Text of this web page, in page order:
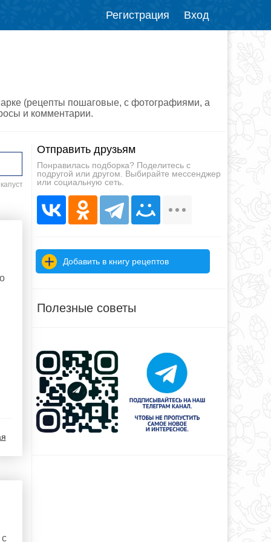
Регистрация Вход
(рецепты пошаговые, с фотографиями, а
и комментарии.
Отправить друзьям
Понравилась подборка? Поделитесь с
подругой или другом. Выбирайте мессенджер
или социальную сеть.
Добавить в книгу рецептов
Полезные советы